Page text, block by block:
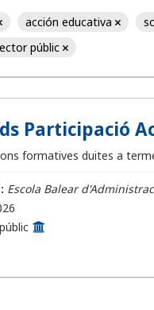
acción educativa
públic
Participació
formatives duites a
Escola Balear